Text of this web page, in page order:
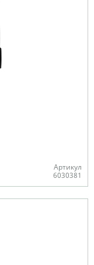
Артикул
6030381